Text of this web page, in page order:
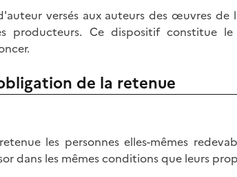
versés aux auteurs des œuvres de
producteurs. Ce dispositif constitue
de la retenue
les personnes elles-mêmes
dans les mêmes conditions que leurs